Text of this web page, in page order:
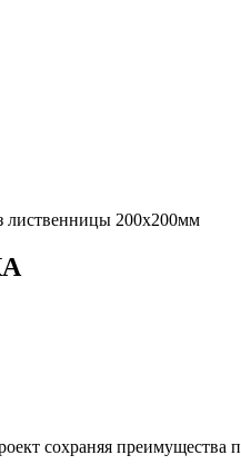
лиственницы 200х200мм
сохраняя преимущества